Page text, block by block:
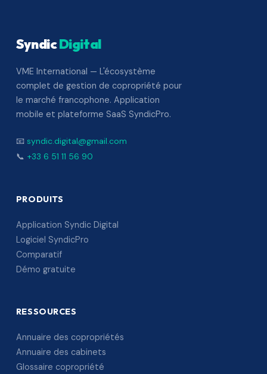
SyndicDigital
VME International — L'écosystème
complet de gestion de copropriété pour
le marché francophone. Application
mobile et plateforme SaaS SyndicPro.
📧 syndic.digital@gmail.com
📞 +33 6 51 11 56 90
PRODUITS
Application Syndic Digital
Logiciel SyndicPro
Comparatif
Démo gratuite
RESSOURCES
Annuaire des copropriétés
Annuaire des cabinets
Glossaire copropriété